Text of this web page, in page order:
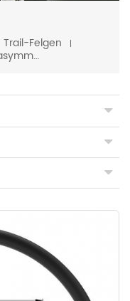
Trail-Felgen
29er Trailbike Felge asymmetrisch 30mm Innenbreite 25mm tiefe MTB Carbonfelgen